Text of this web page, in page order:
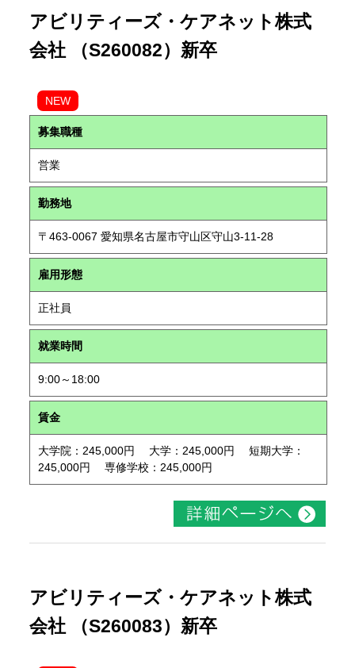
アビリティーズ・ケアネット株式
会社 （S260082）新卒
NEW
募集職種
営業
勤務地
〒463-0067 愛知県名古屋市守山区守山3-11-28
雇用形態
正社員
就業時間
9:00～18:00
賃金
大学院：245,000円 大学：245,000円 短期大学：
245,000円 専修学校：245,000円
アビリティーズ・ケアネット株式
会社 （S260083）新卒